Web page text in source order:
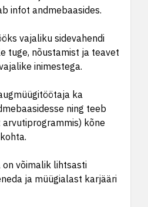
infot andmebaasides.
vajaliku sidevahendi
tuge, nõustamist ja teavet
inimestega.
ka
ning teeb
kõne
võimalik lihtsasti
ja müügialast karjääri